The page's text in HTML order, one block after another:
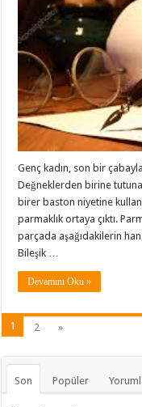
Genç kadın, son bir
Değneklerden birine
birer baston niyetine
parmaklık ortaya çıktı.
parçada aşağıdakilerin
Bileşik …
Devamını Oku »
1 2 »
Son Popüler